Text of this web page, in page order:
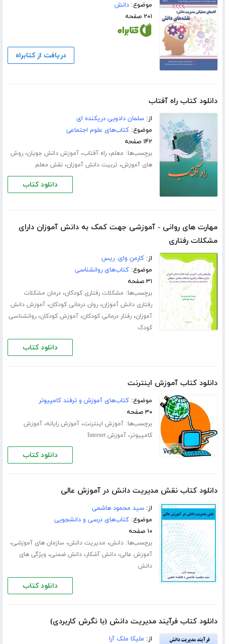
موضوع:دانش
۲۰۱ صفحه
دریافت از کتابراه
دانلود کتاب راه آفتاب
از:سلمان دادویی دریکنده ای
موضوع:کتاب‌های علوم اجتماعی
۱۴۲ صفحه
برچسب‌ها: معلم،راه آفتاب،آموزش دانش جویان،روش
های آموزش، تربیت دانش آموزان،نقش معلم
دانلود کتاب
مهارت های روانی - آموزشی جهت کمک به دانش آموزان دارای
مشکلات رفتاری
از:کارمن وای. ریس
موضوع:کتاب‌های روانشناسی
۳۱ صفحه
برچسب‌ها: مشکلات رفتاری کودکان،درمان مشکلات
رفتاری دانش آموزان،روان درمانی کودکان،آموزش دانش
آموزان،رفتار درمانی کودکان،آموزش کودکان،روانشناسی
کودک
دانلود کتاب
دانلود کتاب آموزش اینترنت
موضوع:کتاب‌های آموزش و ترفند کامپیوتر
۳۰ صفحه
برچسب‌ها:آموزش اینترنت،آموزش رایانه،آموزش
کامپیوتر،آموزش Internet
دانلود کتاب
دانلود کتاب نقش مدیریت دانش در آموزش عالی
از:سید محمود هاشمی
موضوع:کتاب‌های درسی و دانشجویی
۱۰ صفحه
برچسب‌ها:دانش، مدیریت دانش، سازمان های آموزشی،
آموزش عالی،دانش آشکار،دانش ضمنی، ویژگی های
دانش
دانلود کتاب
دانلود کتاب فرآیند مدیریت دانش (با نگرش کاربردی)
از: ملیکا ملک آرا